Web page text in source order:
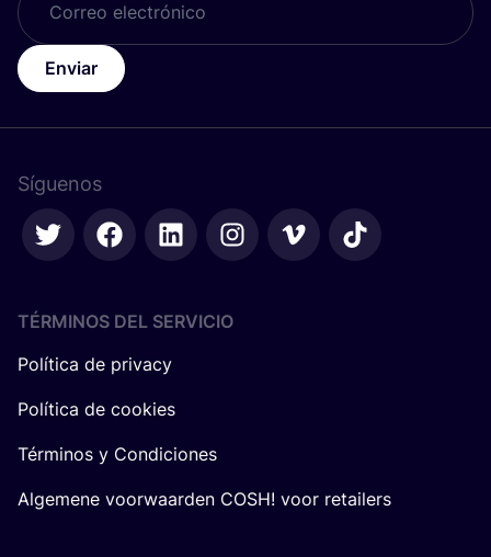
Enviar
Síguenos
TÉRMINOS DEL SERVICIO
Política de privacy
Política de cookies
Términos y Condiciones
Algemene voorwaarden COSH! voor retailers